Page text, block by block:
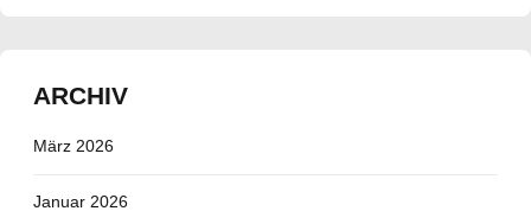
ARCHIV
März 2026
Januar 2026